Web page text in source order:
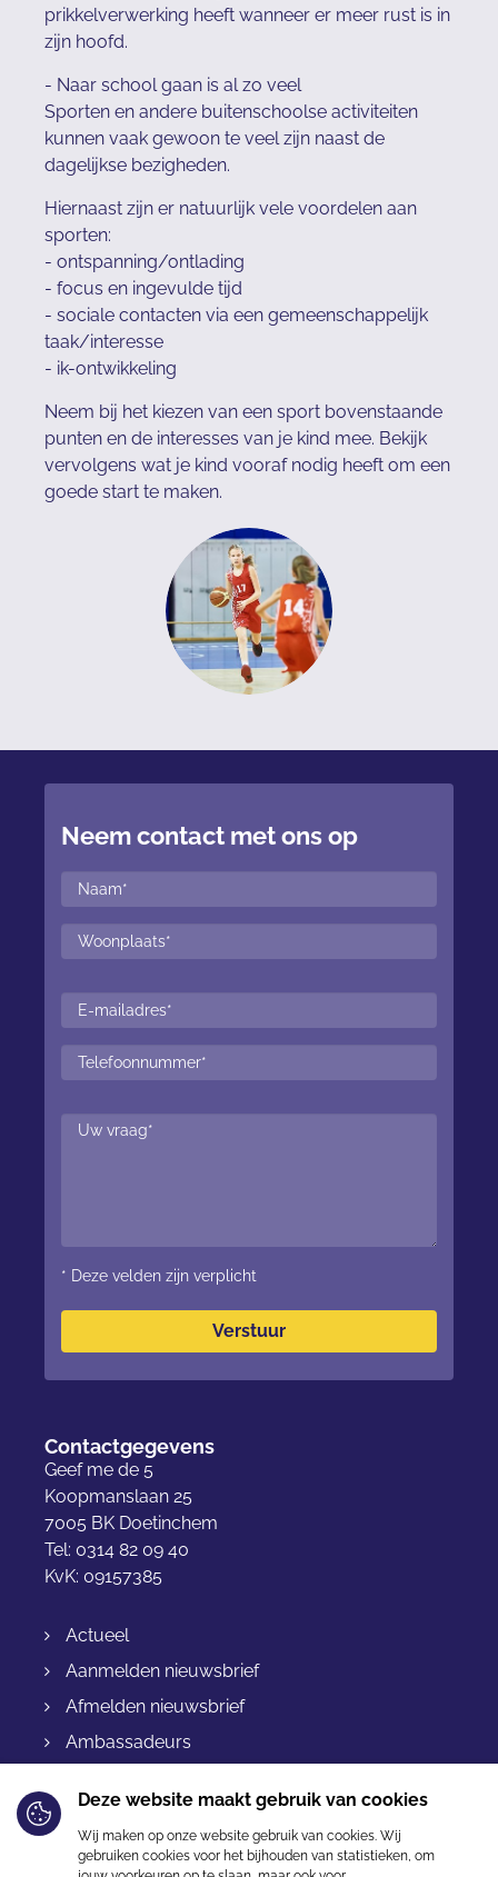
prikkelverwerking heeft wanneer er meer rust is in
zijn hoofd.
- Naar school gaan is al zo veel
Sporten en andere buitenschoolse activiteiten
kunnen vaak gewoon te veel zijn naast de
dagelijkse bezigheden.
Hiernaast zijn er natuurlijk vele voordelen aan
sporten:
- ontspanning/ontlading
- focus en ingevulde tijd
- sociale contacten via een gemeenschappelijk
taak/interesse
- ik-ontwikkeling
Neem bij het kiezen van een sport bovenstaande
punten en de interesses van je kind mee. Bekijk
vervolgens wat je kind vooraf nodig heeft om een
goede start te maken.
Neem contact met ons op
* Deze velden zijn verplicht
Verstuur
Contactgegevens
Geef me de 5
Koopmanslaan 25
7005 BK Doetinchem
Tel: 0314 82 09 40
KvK: 09157385
Actueel
Aanmelden nieuwsbrief
Afmelden nieuwsbrief
Ambassadeurs
Betalen
Retourneren
Deze website maakt gebruik van cookies
Wij maken op onze website gebruik van cookies. Wij
gebruiken cookies voor het bijhouden van statistieken, om